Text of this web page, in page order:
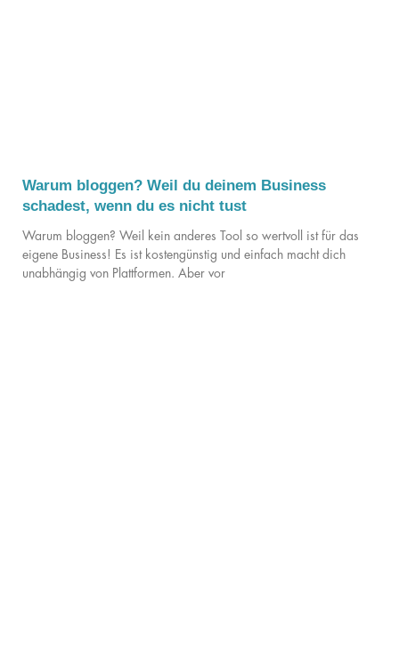
Warum bloggen? Weil du deinem Business
schadest, wenn du es nicht tust
Warum bloggen? Weil kein anderes Tool so wertvoll ist für das
eigene Business! Es ist kostengünstig und einfach macht dich
unabhängig von Plattformen. Aber vor